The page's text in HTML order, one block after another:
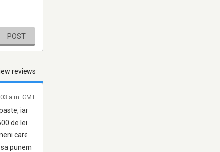
POST
reviews
iar
de lei
care
punem
a.m. GMT